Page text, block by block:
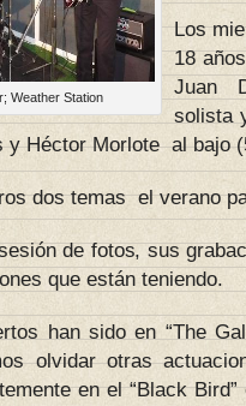
Weather Station
Los
18
Juan
solista
y Héctor Morlote al bajo
dos temas el verano
de fotos, sus
que están teniendo.
han sido en “The
olvidar otras
en el “Black